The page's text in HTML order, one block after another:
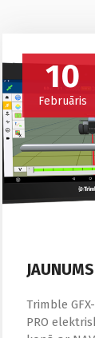
10
Februāris
Trimble
PRO